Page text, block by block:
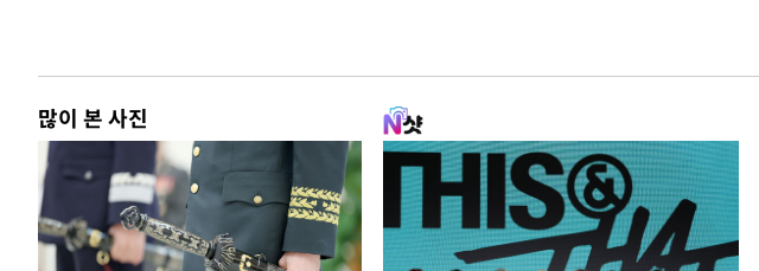
많이 본 사진